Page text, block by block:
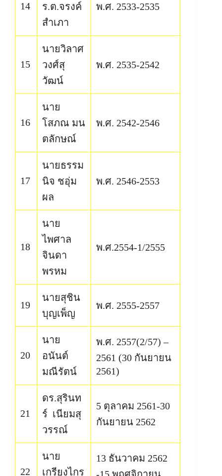
14
ร.ต.จรงค์
สำเภา
พ.ศ. 2533-2535
15
นายวิลาศ
วงศ์สุ
วัฒน์
พ.ศ. 2535-2542
16
นาย
โสภณ มน
ตลักษณ์
พ.ศ. 2542-2546
17
นายธรรม
นิจ ชอุ่ม
ผล
พ.ศ. 2546-2553
18
นาย
ไพศาล
จินดา
พรหม
พ.ศ.2554-1/2555
19
นายสุชิน
บุญเพ็ญ
พ.ศ. 2555-2557
20
นาย
อนันต์
มณีรัตน์
พ.ศ. 2557(2/57) –
2561 (30 กันยายน
2561)
21
ดร.สุรินท
ร์ เนียมสุ
วรรณ์
5 ตุลาคม 2561-30
กันยายน 2562
22
นาย
เกรียงไกร
13 ธันวาคม 2562